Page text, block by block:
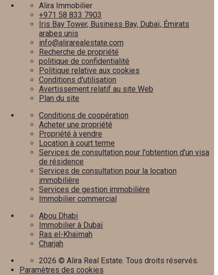
Alira Immobilier
+971 58 833 7903
Iris Bay Tower, Business Bay, Dubaï, Émirats
arabes unis
info@alirarealestate.com
Recherche de propriété
politique de confidentialité
Politique relative aux cookies
Conditions d'utilisation
Avertissement relatif au site Web
Plan du site
Conditions de coopération
Acheter une propriété
Propriété à vendre
Location à court terme
Services de consultation pour l'obtention d'un visa
de résidence
Services de consultation pour la location
immobilière
Services de gestion immobilière
Immobilier commercial
Abou Dhabi
Immobilier à Dubaï
Ras el-Khaïmah
Charjah
2026 © Alira Real Estate. Tous droits réservés.
Paramètres des cookies